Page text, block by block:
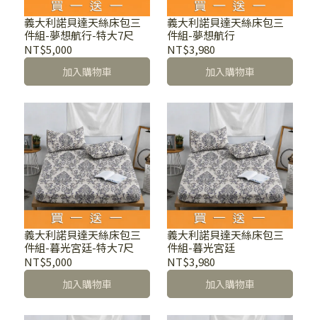
義大利諾貝達天絲床包三
件組-夢想航行-特大7尺
NT$5,000
加入購物車
義大利諾貝達天絲床包三
件組-夢想航行
NT$3,980
加入購物車
義大利諾貝達天絲床包三
件組-暮光宮廷-特大7尺
NT$5,000
加入購物車
義大利諾貝達天絲床包三
件組-暮光宮廷
NT$3,980
加入購物車